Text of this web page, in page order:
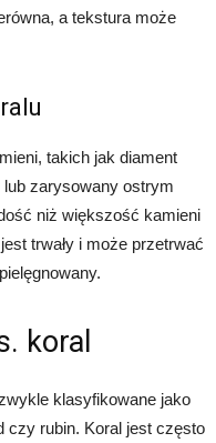
a tekstura może
takich jak diament
zarysowany ostrym
niż większość kamieni
trwały i może przetrwać
koral
klasyfikowane jako
czy rubin. Koral jest często